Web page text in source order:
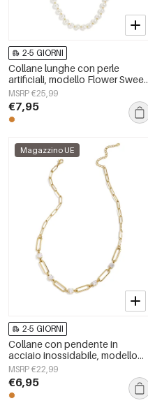
2-5 GIORNI
Collane lunghe con perle
artificiali, modello Flower Sweet
Daily Simple, gioielli da donna
MSRP €25,99
€7,95
Magazzino UE
2-5 GIORNI
Collane con pendente in
acciaio inossidabile, modello
Circle Simple, serie Daily Simple,
gioielli da donna
MSRP €22,99
€6,95